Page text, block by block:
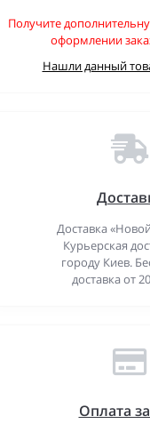
Получите
оформлении
Нашли данный
Доставка
Курьерская
городу Киев.
доставка от
Оплата